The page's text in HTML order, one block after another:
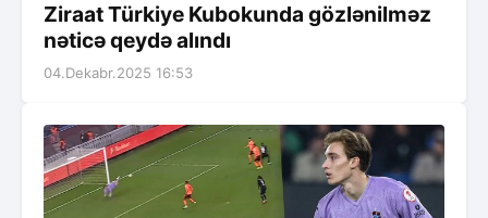
Ziraat Türkiye Kubokunda gözlənilməz
nəticə qeydə alındı
04.Dekabr.2025 16:53